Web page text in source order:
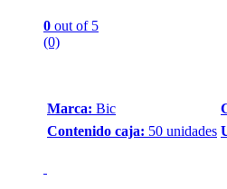
0 out of 5
(0)
Marca: Bic
Contenido caja: 50 unidades